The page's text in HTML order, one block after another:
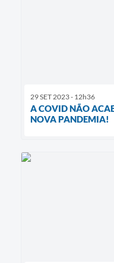
29 SET 2023 - 12h36
A COVID NÃO
NOVA PANDEMIA!